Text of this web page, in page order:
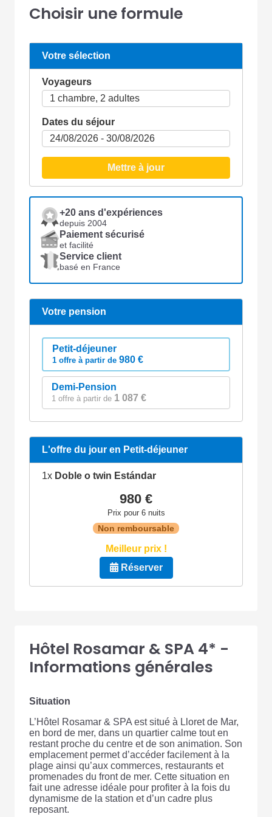
Choisir une formule
Votre sélection
Voyageurs
Dates du séjour
Mettre à jour
+20 ans d'expériences
depuis 2004
Paiement sécurisé
et facilité
Service client
basé en France
Votre pension
Petit-déjeuner
1 offre à partir de 980 €
Demi-Pension
1 offre à partir de 1 087 €
L'offre du jour en Petit-déjeuner
1x Doble o twin Estándar
980 €
Prix pour 6 nuits
Non remboursable
Meilleur prix !
Réserver
Hôtel Rosamar & SPA 4* -
Informations générales
Situation
L’Hôtel Rosamar & SPA est situé à Lloret de Mar,
en bord de mer, dans un quartier calme tout en
restant proche du centre et de son animation. Son
emplacement permet d’accéder facilement à la
plage ainsi qu’aux commerces, restaurants et
promenades du front de mer. Cette situation en
fait une adresse idéale pour profiter à la fois du
dynamisme de la station et d’un cadre plus
reposant.